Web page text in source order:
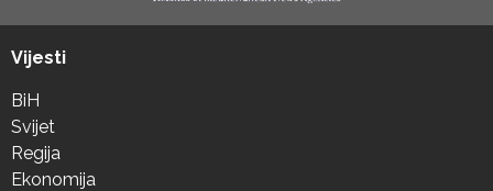
Vijesti
BiH
Svijet
Regija
Ekonomija